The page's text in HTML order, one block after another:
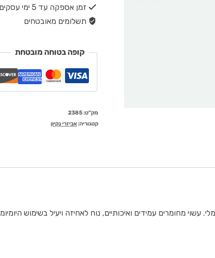
זמן אספקה עד 5 ימי עסקים
תשלומים מאובטחים
קופה בטוחה מובטחת
מק"ט:2385
קטגוריה:אביזרי נקיון